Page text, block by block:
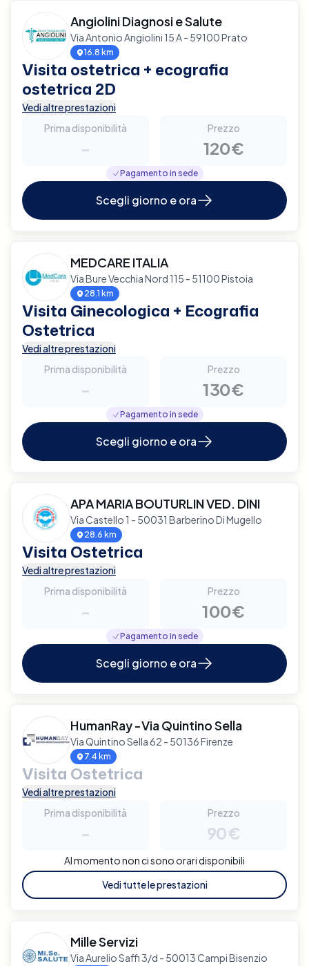
Angiolini Diagnosi e Salute
Via Antonio Angiolini 15 A - 59100 Prato
16.8 km
Visita ostetrica + ecografia
ostetrica 2D
Vedi altre prestazioni
Prima disponibilità
-
Prezzo
120€
Pagamento in sede
Scegli giorno e ora
MEDCARE ITALIA
Via Bure Vecchia Nord 115 - 51100 Pistoia
28.1 km
Visita Ginecologica + Ecografia
Ostetrica
Vedi altre prestazioni
Prima disponibilità
-
Prezzo
130€
Pagamento in sede
Scegli giorno e ora
APA MARIA BOUTURLIN VED. DINI
Via Castello 1 - 50031 Barberino Di Mugello
28.6 km
Visita Ostetrica
Vedi altre prestazioni
Prima disponibilità
-
Prezzo
100€
Pagamento in sede
Scegli giorno e ora
HumanRay -Via Quintino Sella
Via Quintino Sella 62 - 50136 Firenze
7.4 km
Visita Ostetrica
Vedi altre prestazioni
Prima disponibilità
-
Prezzo
90€
Al momento non ci sono orari disponibili
Vedi tutte le prestazioni
Mille Servizi
Via Aurelio Saffi 3/d - 50013 Campi Bisenzio